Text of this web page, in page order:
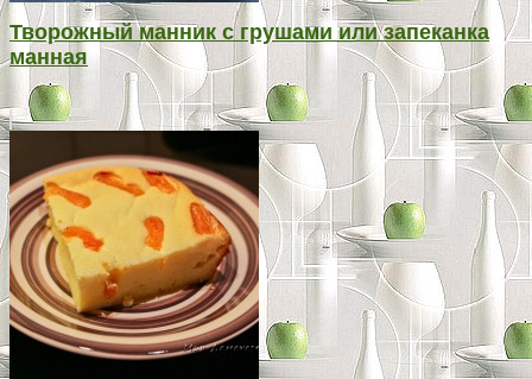
Творожный манник с грушами или запеканка
манная